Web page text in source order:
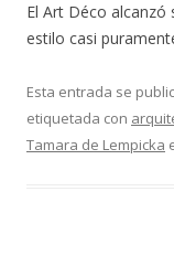
El Art Déco alcanzó
estilo casi
Esta entrada se
etiquetada con
Tamara de Lempicka